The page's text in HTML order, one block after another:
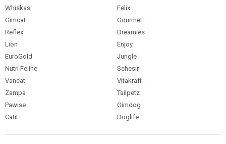
Whiskas
Felix
Gimcat
Gourmet
Reflex
Dreamies
Lion
Enjoy
EuroGold
Jungle
Nutri Feline
Schesir
Vancat
Vitakraft
Zampa
Tailpetz
Pawise
Gimdog
Catit
Doglife